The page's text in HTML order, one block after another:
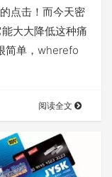
点击！而今天密
大大降低这种痛
简单，wherefo
阅读全文